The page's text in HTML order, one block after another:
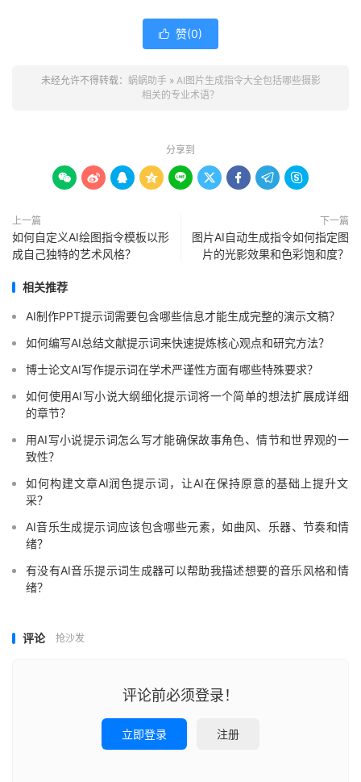
 赞(0)
未经允许不得转载： 蜗蜗助手» AI图片生成指令大全包括哪些摄影
相关的专业术语？
分享到
        
上一篇
如何自定义AI绘图指令模板以形
成自己独特的艺术风格？
下一篇
图片AI自动生成指令如何指定图
片的光影效果和色彩饱和度？
相关推荐
AI制作PPT提示词需要包含哪些信息才能生成完整的演示文稿？
如何编写AI总结文献提示词来快速提炼核心观点和研究方法？
博士论文AI写作提示词在学术严谨性方面有哪些特殊要求？
如何使用AI写小说大纲细化提示词将一个简单的想法扩展成详细
的章节？
用AI写小说提示词怎么写才能确保故事角色、情节和世界观的一
致性？
如何构建文章AI润色提示词，让AI在保持原意的基础上提升文
采？
AI音乐生成提示词应该包含哪些元素，如曲风、乐器、节奏和情
绪？
有没有AI音乐提示词生成器可以帮助我描述想要的音乐风格和情
绪？
评论 抢沙发
评论前必须登录！
立即登录 注册